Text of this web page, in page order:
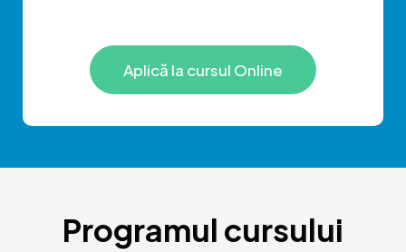
Aplică la cursul Online
Programul cursului